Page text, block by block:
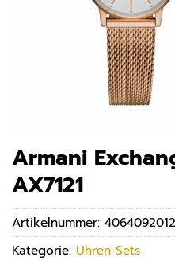
Armani
AX7121
Artikelnummer:
Kategorie: Uhren-Sets